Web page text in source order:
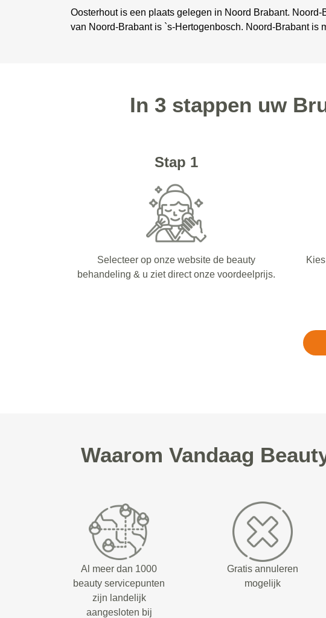
Oosterhout is een plaats gelegen in Noord Brabant.
van Noord-Brabant is `s-Hertogenbosch. Noord-Brabant is
In 3 stappen uw
Stap 1
Selecteer op onze website de beauty
behandeling & u ziet direct onze voordeelprijs.
Waarom Vandaag
Al meer dan 1000
beauty servicepunten
zijn landelijk
aangesloten bij
Gratis annuleren
mogelijk